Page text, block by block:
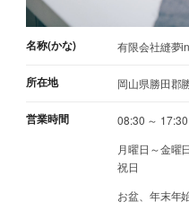
名称(かな) 有限会社縫夢
所在地 岡山県勝田郡
営業時間
08:30 ～ 17:30
月曜日～金曜
祝日
お盆、年末年